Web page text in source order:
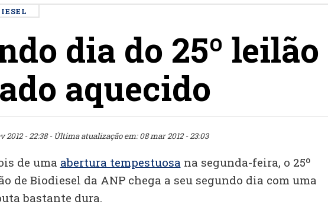
dia do 25º
aquecido
2012 - 22:38- Última atualização em: 08 mar 2012 - 23:03
de uma abertura tempestuosa na segunda-feira, o 25º
de Biodiesel da ANP chega a seu segundo dia com uma
bastante dura.